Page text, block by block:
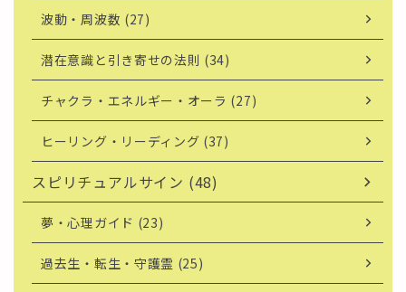
波動・周波数 (27)
潜在意識と引き寄せの法則 (34)
チャクラ・エネルギー・オーラ (27)
ヒーリング・リーディング (37)
スピリチュアルサイン (48)
夢・心理ガイド (23)
過去生・転生・守護霊 (25)